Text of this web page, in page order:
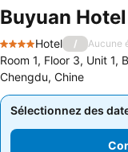
Buyuan Hotel
4 Étoiles
Hotel / Aucune
Room 1, Floor 3, Unit 1,
Chengdu, Chine
Sélectionnez des
Sélectionnez des